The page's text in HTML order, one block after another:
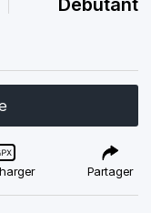
Débutant
Partager